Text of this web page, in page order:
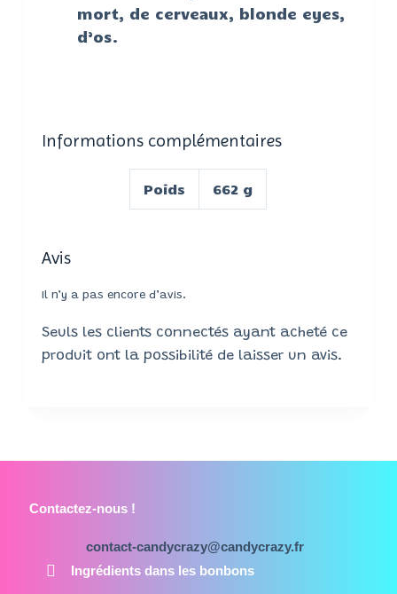
mort, de cerveaux, blonde eyes,
d’os.
Informations complémentaires
Poids 662 g
Avis
Il n’y a pas encore d’avis.
Seuls les clients connectés ayant acheté ce
produit ont la possibilité de laisser un avis.
Contactez-nous !
contact-candycrazy@candycrazy.fr
Ingrédients dans les bonbons